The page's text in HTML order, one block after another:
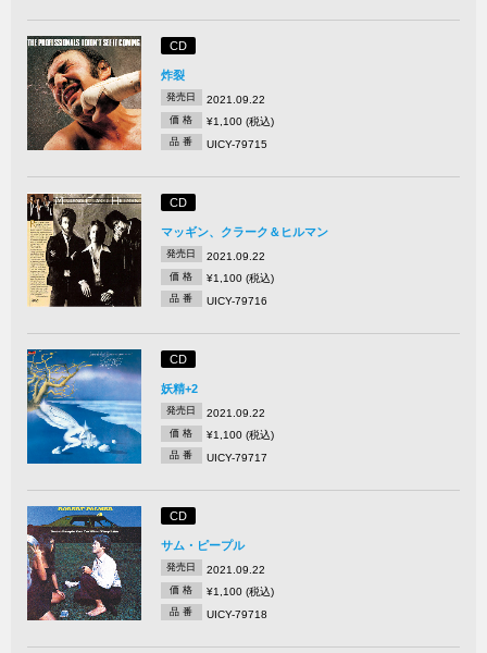
CD
炸裂
発売日 2021.09.22
価 格 ¥1,100 (税込)
品 番 UICY-79715
CD
マッギン、クラーク＆ヒルマン
発売日 2021.09.22
価 格 ¥1,100 (税込)
品 番 UICY-79716
CD
妖精+2
発売日 2021.09.22
価 格 ¥1,100 (税込)
品 番 UICY-79717
CD
サム・ピープル
発売日 2021.09.22
価 格 ¥1,100 (税込)
品 番 UICY-79718